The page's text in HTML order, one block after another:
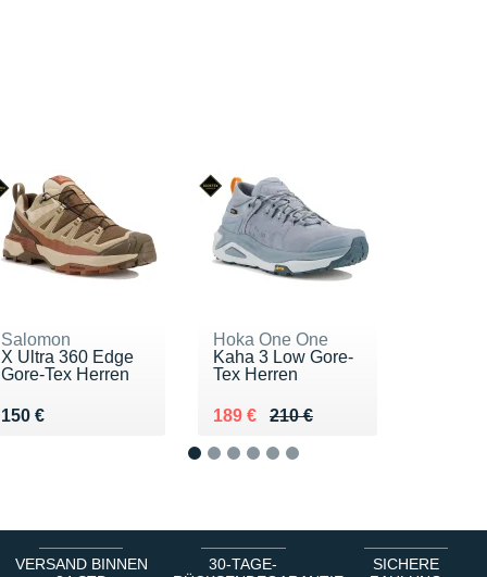
Salomon
X Ultra 360 Edge
Gore-Tex Herren
150 €
Vendu 150 €
Hoka One One
Kaha 3 Low Gore-
Tex Herren
210 €
Au lieu de 210 €
189 €
Vendu 189 €
VERSAND BINNEN
30-TAGE-
SICHERE